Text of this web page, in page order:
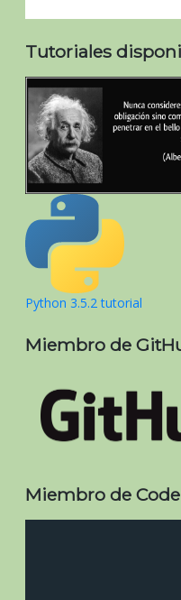
Tutoriales
Python 3.5.2 tutorial
Miembro de
Miembro de